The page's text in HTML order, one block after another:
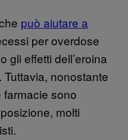
può aiutare a
per overdose
gli effetti dell’eroina
nonostante
sono
molti